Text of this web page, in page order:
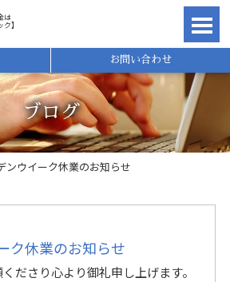
は
】
お問い合わせ
ブログ
ンウイーク休業のお知らせ
ク休業のお知らせ
ださり心より御礼申し上げます。